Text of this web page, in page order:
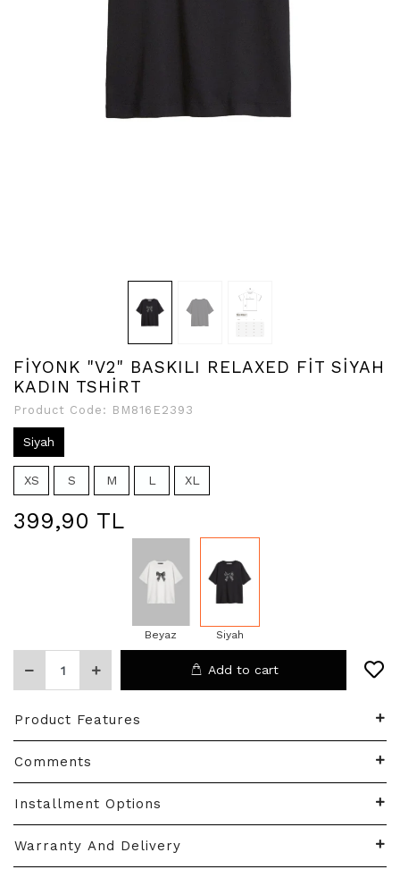
FİYONK "V2" BASKILI RELAXED FİT SİYAH
KADIN TSHİRT
Product Code: BM816E2393
Siyah
XS S M L XL
399,90 TL
Beyaz Siyah
Add to cart
Product Features
Comments
Installment Options
Warranty And Delivery